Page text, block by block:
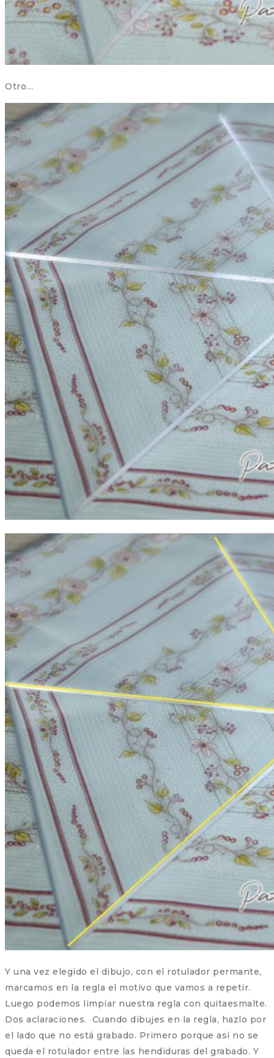
Otro…
Y una vez elegido el dibujo, con el rotulador permante,
marcamos en la regla el motivo que vamos a repetir.
Luego podemos limpiar nuestra regla con quitaesmalte.
Dos aclaraciones. Cuando dibujes en la regla, hazlo por
el lado que no está grabado. Primero porque así no se
queda el rotulador entre las hendiduras del grabado. Y